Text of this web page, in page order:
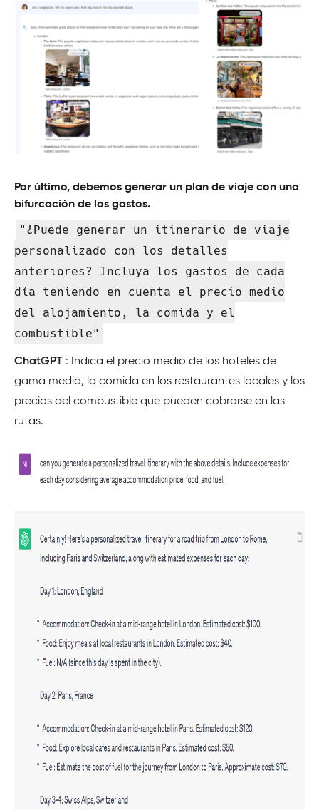
Por último, debemos generar un plan de viaje con una
bifurcación de los gastos.
"¿Puede generar un itinerario de viaje
personalizado con los detalles
anteriores? Incluya los gastos de cada
día teniendo en cuenta el precio medio
del alojamiento, la comida y el
combustible"
ChatGPT : Indica el precio medio de los hoteles de
gama media, la comida en los restaurantes locales y los
precios del combustible que pueden cobrarse en las
rutas.